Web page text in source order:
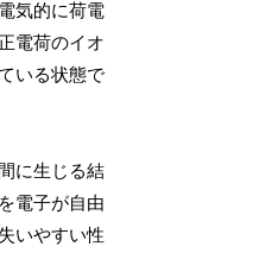
気的に荷電
電荷のイオ
いる状態で
に生じる結
電子が自由
いやすい性